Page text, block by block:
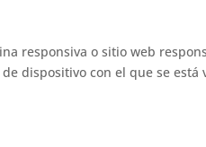
responsiva o sitio web
dispositivo con el que se